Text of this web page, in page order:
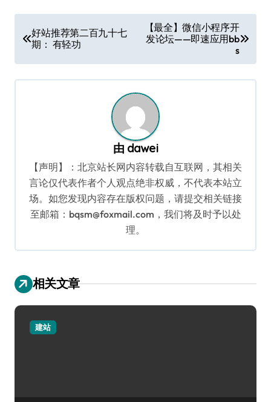
章
导
航
好站推荐第二百九十七
期： 有轻功
【最全】微信小程序开
发论坛——即速应用bb
s
由 dawei
【声明】：北京站长网内容转载自互联网，其相关
言论仅代表作者个人观点绝非权威，不代表本站立
场。如您发现内容存在版权问题，请提交相关链接
至邮箱：bqsm@foxmail.com，我们将及时予以处
理。
相关文章
建站